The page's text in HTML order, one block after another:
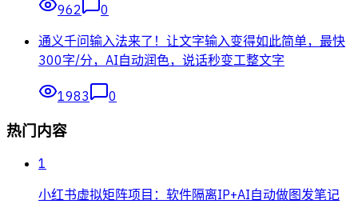
962
0
通义千问输入法来了！让文字输入变得如此简单，最快
300字/分，AI自动润色，说话秒变工整文字
1983 0
热门内容
1
小红书虚拟矩阵项目：软件隔离IP+AI自动做图发笔记